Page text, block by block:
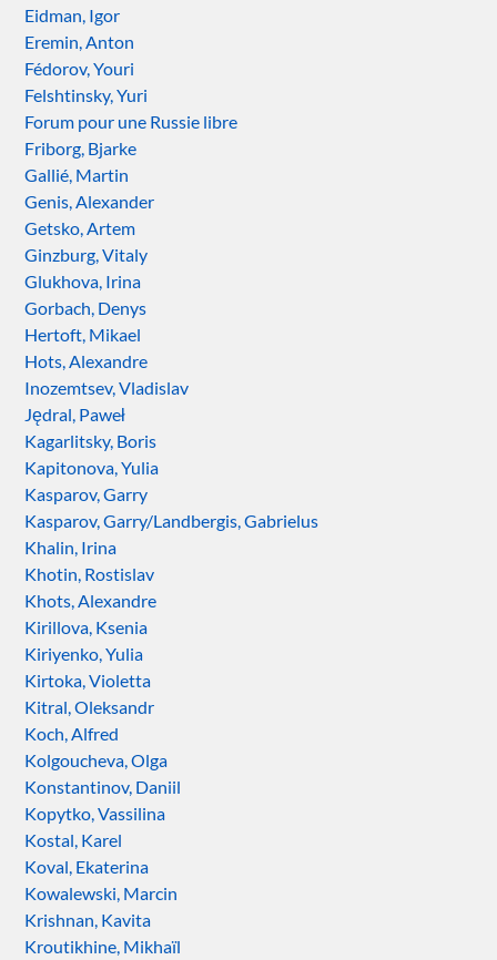
Eidman, Igor
Eremin, Anton
Fédorov, Youri
Felshtinsky, Yuri
Forum pour une Russie libre
Friborg, Bjarke
Gallié, Martin
Genis, Alexander
Getsko, Artem
Ginzburg, Vitaly
Glukhova, Irina
Gorbach, Denys
Hertoft, Mikael
Hots, Alexandre
Inozemtsev, Vladislav
Jędral, Paweł
Kagarlitsky, Boris
Kapitonova, Yulia
Kasparov, Garry
Kasparov, Garry/Landbergis, Gabrielus
Khalin, Irina
Khotin, Rostislav
Khots, Alexandre
Kirillova, Ksenia
Kiriyenko, Yulia
Kirtoka, Violetta
Kitral, Oleksandr
Koch, Alfred
Kolgoucheva, Olga
Konstantinov, Daniil
Kopytko, Vassilina
Kostal, Karel
Koval, Ekaterina
Kowalewski, Marcin
Krishnan, Kavita
Kroutikhine, Mikhaïl